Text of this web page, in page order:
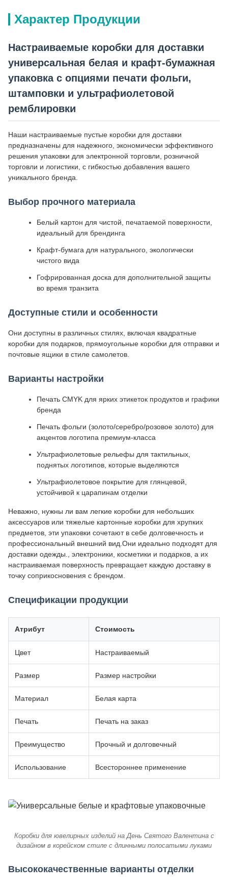
Характер Продукции
Настраиваемые коробки для доставки
универсальная белая и крафт-бумажная
упаковка с опциями печати фольги,
штамповки и ультрафиолетовой
ремблировки
Наши настраиваемые пустые коробки для доставки
предназначены для надежного, экономически эффективного
решения упаковки для электронной торговли, розничной
торговли и логистики, с гибкостью добавления вашего
уникального бренда.
Выбор прочного материала
Белый картон для чистой, печатаемой поверхности,
идеальный для брендинга
Крафт-бумага для натурального, экологически
чистого вида
Гофрированная доска для дополнительной защиты
во время транзита
Доступные стили и особенности
Они доступны в различных стилях, включая квадратные
коробки для подарков, прямоугольные коробки для отправки и
почтовые ящики в стиле самолетов.
Варианты настройки
Печать CMYK для ярких этикеток продуктов и графики
бренда
Печать фольги (золото/серебро/розовое золото) для
акцентов логотипа премиум-класса
Ультрафиолетовые рельефы для тактильных,
поднятых логотипов, которые выделяются
Ультрафиолетовое покрытие для глянцевой,
устойчивой к царапинам отделки
Неважно, нужны ли вам легкие коробки для небольших
аксессуаров или тяжелые картонные коробки для хрупких
предметов, эти упаковки сочетают в себе долговечность и
профессиональный внешний вид.Они идеально подходят для
доставки одежды., электроники, косметики и подарков, а их
настраиваемая поверхность превращает каждую доставку в
точку соприкосновения с брендом.
Спецификации продукции
Атрибут Стоимость
Цвет Настраиваемый
Размер Размер настройки
Материал Белая карта
Печать Печать на заказ
Преимущество Прочный и долговечный
Использование Всестороннее применение
Коробки для ювелирных изделий на День Святого Валентина с
дизайном в корейском стиле с длинными полосатыми луками
Высококачественные варианты отделки